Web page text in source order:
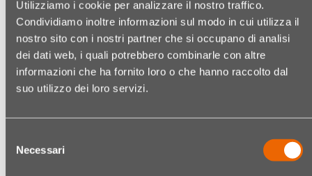
Utilizziamo i cookie per analizzare il nostro traffico.
Condividiamo inoltre informazioni sul modo in cui utilizza il
nostro sito con i nostri partner che si occupano di analisi
dei dati web, i quali potrebbero combinarle con altre
informazioni che ha fornito loro o che hanno raccolto dal
suo utilizzo dei loro servizi.
delNecessari
(€ 8,18/100 ML)